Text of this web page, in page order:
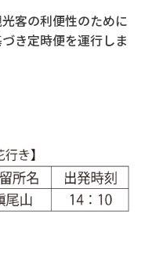
客の利便性のために
き定時便を運行しま